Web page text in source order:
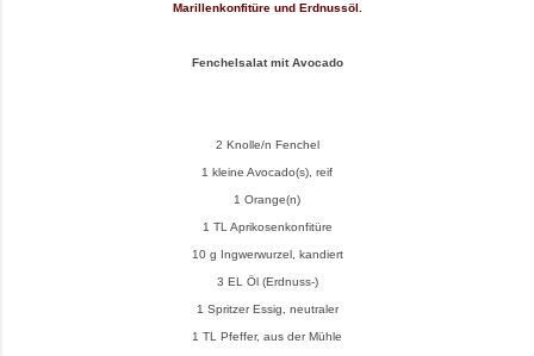
Marillenkonfitüre und Erdnussöl.
Fenchelsalat mit Avocado
2 Knolle/n Fenchel
1 kleine Avocado(s), reif
1 Orange(n)
1 TL Aprikosenkonfitüre
10 g Ingwerwurzel, kandiert
3 EL Öl (Erdnuss-)
1 Spritzer Essig, neutraler
1 TL Pfeffer, aus der Mühle